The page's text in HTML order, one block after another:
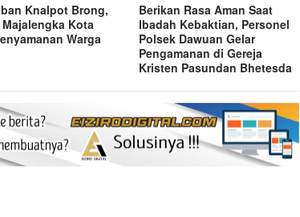
Knalpot Brong,
Kota
Warga
Berikan Rasa Aman Saat
Ibadah Kebaktian, Personel
Polsek Dawuan Gelar
Pengamanan di Gereja
Kristen Pasundan Bhetesda